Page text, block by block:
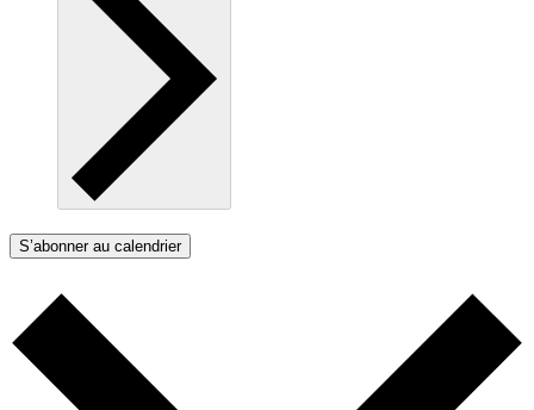
S’abonner au calendrier